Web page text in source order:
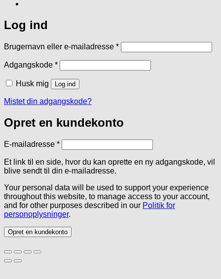
Log ind
Brugernavn eller e-mailadresse *Påkrævet
Adgangskode *Påkrævet
Husk mig Log ind
Mistet din adgangskode?
Opret en kundekonto
E-mailadresse *Påkrævet
Et link til en side, hvor du kan oprette en ny adgangskode, vil
blive sendt til din e-mailadresse.
Your personal data will be used to support your experience
throughout this website, to manage access to your account,
and for other purposes described in our Politik for
personoplysninger.
Opret en kundekonto